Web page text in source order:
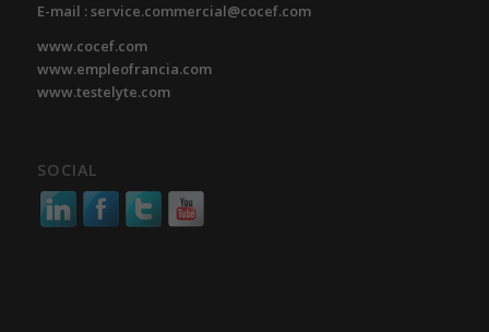
E-mail : service.commercial@cocef.com
www.cocef.com
www.empleofrancia.com
www.testelyte.com
SOCIAL